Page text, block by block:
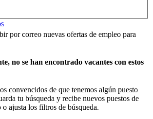
por correo nuevas ofertas de empleo para
no se han encontrado vacantes con estos
convencidos de que tenemos algún puesto
tu búsqueda y recibe nuevos puestos de
o ajusta los filtros de búsqueda.